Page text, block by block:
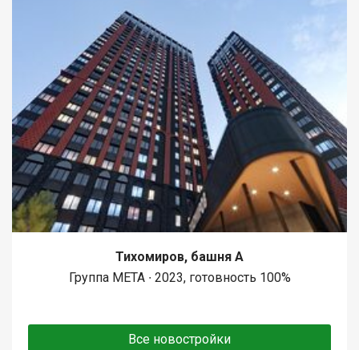
Тихомиров, башня А
Группа МЕТА ∙ 2023, готовность 100%
Все новостройки